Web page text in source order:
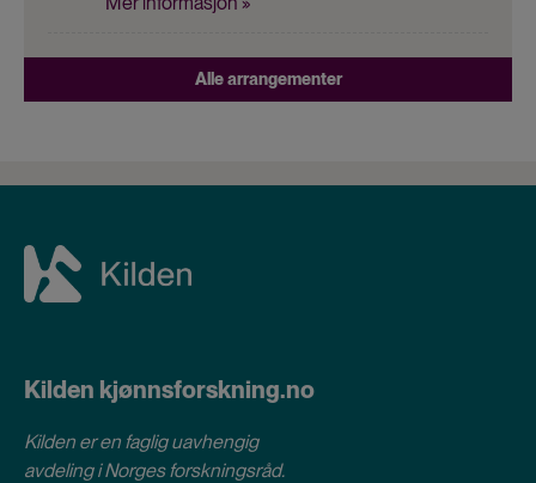
Alle arrangementer
Kilden kjønnsforskning.no
Kilden er en faglig uavhengig
avdeling iNorges forskningsråd.